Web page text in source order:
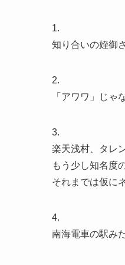
1.
知り合いの姪御
2.
「アワワ」じゃ
3.
楽天浅村、タレ
もう少し知名度
それまでは仮に
4.
南海電車の駅み